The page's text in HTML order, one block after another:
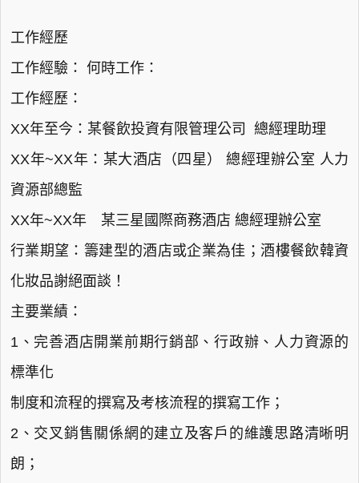
工作經歷
工作經驗： 何時工作：
工作經歷：
XX年至今：某餐飲投資有限管理公司 總經理助理
XX年~XX年：某大酒店（四星） 總經理辦公室 人力
資源部總監
XX年~XX年 某三星國際商務酒店 總經理辦公室
行業期望：籌建型的酒店或企業為佳；酒樓餐飲韓資
化妝品謝絕面談！
主要業績：
1、完善酒店開業前期行銷部、行政辦、人力資源的
標準化
制度和流程的撰寫及考核流程的撰寫工作；
2、交叉銷售關係網的建立及客戶的維護思路清晰明
朗；